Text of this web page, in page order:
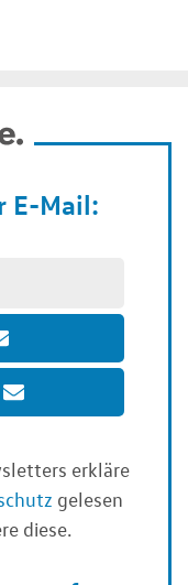
E-Mail:
erkläre
gelesen
diese.